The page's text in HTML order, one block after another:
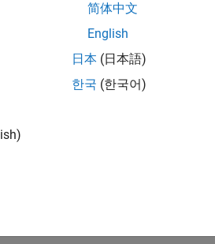
简体中文
English
日本 (日本語)
한국 (한국어)